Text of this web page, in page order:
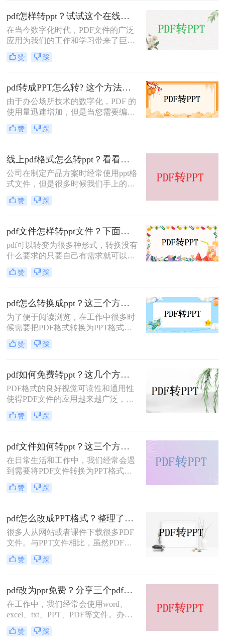
格式，通常用于演示和展示。需要将
PDF 文件转换为 PPT 的情况可能会出
现在工作或学习中。但是，如果你没
有装备专业的 PDF 转 PPT 软件，该
怎么办呢？不用担心，下面介绍两种
免费的PDF转PPT工具。
pdf怎样转ppt？试试这个在线转换方法！
在当今数字化时代，PDF文件的广泛
应用为我们的工作和学习带来了巨大
的便利。然而，有时候我们可能需要
将PDF转换为PPT文件，以便更好地
具因其操作简便、高效而备受欢迎。
pdf怎样转ppt呢？接下来，就让我们
一起去探讨一下这个问题吧!
赞 踩
pdf转成PPT怎么转? 这个方法简直不要太好用！
​由于办公场所技术的数字化，PDF 的
使用量迅速增加，但是当您需要编辑
无数的 PDF 时会发生什么？PDF不具
备独立编辑的功能，因此需要PDF编
PDF 转换为幻灯片，以便您轻松编
辑。
赞 踩
线上pdf格式怎么转ppt？看看这个就知道了！
公司在制定产品方案时经常使用ppt格
式文件，但是很多时候我们手上的资
料是PDF格式的，如何将线上pdf格式
怎么转ppt？接下来，我将教您如何将
式的文件，一起来看看pdf格式转ppt
格式文件吧。
赞 踩
pdf文件怎样转ppt文件？下面教你二个方法！
pdf可以转变为很多种形式，转换没有
什么要求的只要自己有需求就可以
了，ppt这个文档有很多的展示优化性
质，pdf类型的文件转换成它里面的内
字的排版和图片的高清加载，只要是
pdf需要转换展示方面的格式就要去转
换ppt，效果真的非常不错，这个操作
或许有很多的朋友还不清楚，那么来
了解了解pdf文件怎样转ppt文件的方
法。
赞 踩
pdf怎么转换成ppt？这三个方法能帮助大家！
为了便于阅读浏览，在工作中很多时
候需要把PDF格式转换为PPT格式，
重新编辑PPT的效率很低，所以很多
人都会选择直接将pdf怎么转换成
更快速？下面和大家分享一些可以直
接把PDF转化为PPT文档的好方法。
一起来看看吧。
赞 踩
pdf如何免费转ppt？这几个方法不容错过~
PDF格式的良好视觉可读性和通用性
使得PDF文件的应用越来越广泛，互
联网上的PDF数据也越来越多。然
而，我们经常想提出一些数据中的一
pdf转ppt，那么pdf如何免费转ppt？让
我们一起看看下面这些方法的操作步
骤吧。
赞 踩
pdf文件如何转ppt？这三个方法你试过了吗！
在日常生活和工作中，我们经常会遇
到需要将PDF文件转换为PPT格式的
情况。PDF是一种常见的文件格式，
但其内容难以编辑，而PPT则是一种
PPT格式有多种方法，以确保转换的
准确性和完整性，下面给大家介绍pdf
文件如何转ppt的方法。
赞 踩
pdf怎么改成PPT格式？整理了三种方法，值得收藏！！
很多人从网站或者课件下载很多PDF
文件。与PPT文件相比，虽然PDF保
存方便，但是效果还是不太好。所
以，很多人都把PDF文件转化成ppt文
楚，另一方面，添加注解和评论更简
单。很多用户不太熟悉pdf怎么改成
PPT格式，下面就一起来讲讲pdf转
PPT的方法。
赞 踩
pdf改为ppt免费？分享三个pdf转ppt的方法!
在工作中，我们经常会使用word、
excel、txt、PPT、PDF等文件。办公
文件之间的相互转换一直是人们关注
的焦点。然而，由于工作的需要，我
赞 踩